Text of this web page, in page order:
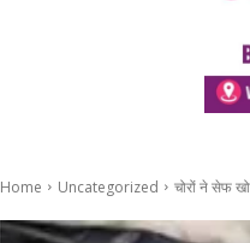
Home Uncategorized चोरों ने सेफ